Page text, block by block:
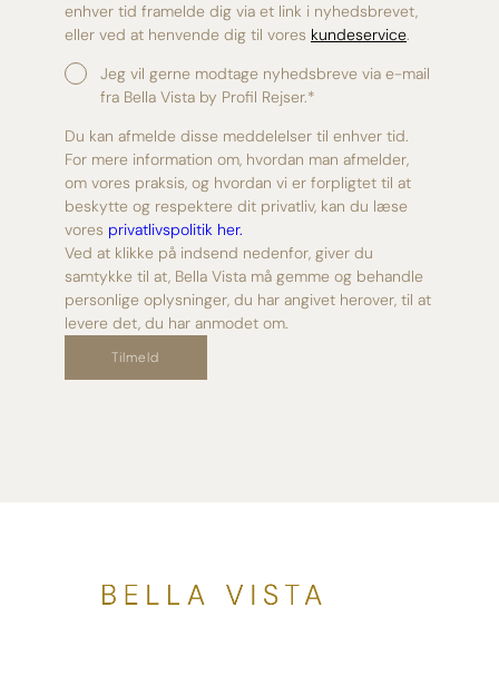
enhver tid framelde dig via et link i nyhedsbrevet,
eller ved at henvende dig til vores kundeservice.
Jeg vil gerne modtage nyhedsbreve via e-mail
fra Bella Vista by Profil Rejser.*
Du kan afmelde disse meddelelser til enhver tid.
For mere information om, hvordan man afmelder,
om vores praksis, og hvordan vi er forpligtet til at
beskytte og respektere dit privatliv, kan du læse
vores privatlivspolitik her.
Ved at klikke på indsend nedenfor, giver du
samtykke til at, Bella Vista må gemme og behandle
personlige oplysninger, du har angivet herover, til at
levere det, du har anmodet om.